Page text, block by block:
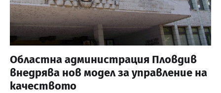
Областна администрация Пловдив
внедрява нов модел за управление на
качеството